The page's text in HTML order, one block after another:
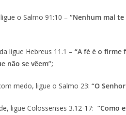
o Salmo 91:10 – “Nenhum mal
ligue Hebreus 11.1 – “A fé é o firme
não se vêem”;
medo, ligue o Salmo 23: “O
ligue Colossenses 3.12-17: “Como